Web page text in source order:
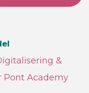
&
Pont Academy